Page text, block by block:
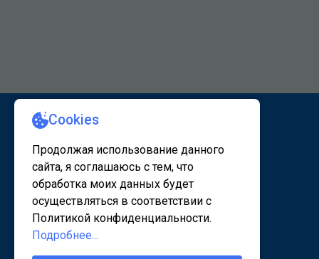
КАРТА САЙТА 1 КАРТА САЙТА 2
© 2020 - 2026, www.sanatorsk.ru